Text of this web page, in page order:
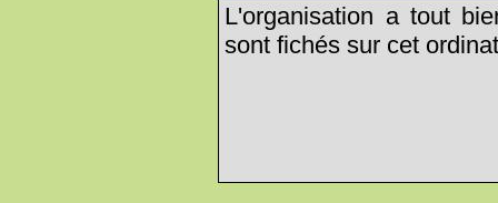
L'organisation a tout
sont fichés sur cet